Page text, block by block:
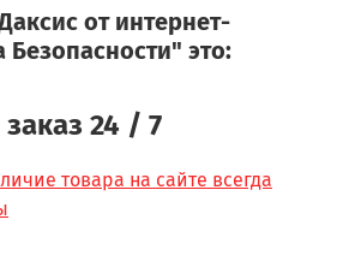
от интернет-
Безопасности" это:
24 / 7
товара на сайте всегда